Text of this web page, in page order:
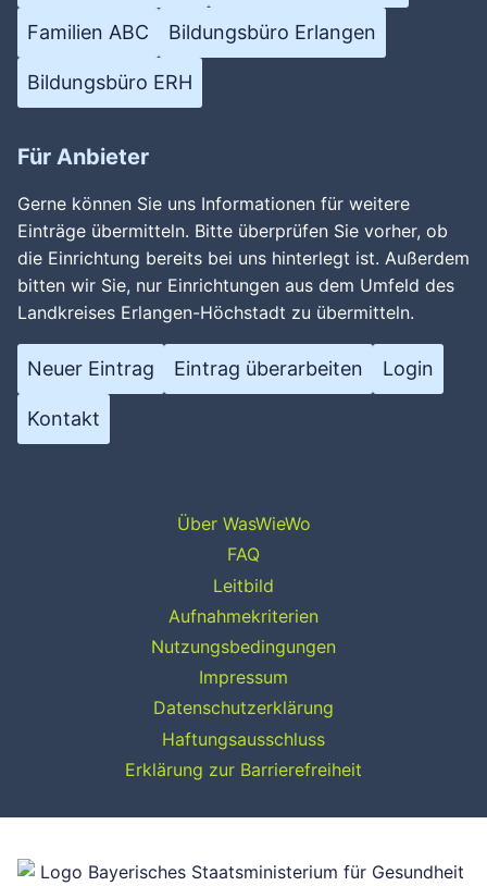
Familien ABC Bildungsbüro Erlangen
Bildungsbüro ERH
Für Anbieter
Gerne können Sie uns Informationen für weitere
Einträge übermitteln. Bitte überprüfen Sie vorher, ob
die Einrichtung bereits bei uns hinterlegt ist. Außerdem
bitten wir Sie, nur Einrichtungen aus dem Umfeld des
Landkreises Erlangen-Höchstadt zu übermitteln.
Neuer Eintrag Eintrag überarbeiten Login
Kontakt
Über WasWieWo
FAQ
Leitbild
Aufnahmekriterien
Nutzungsbedingungen
Impressum
Datenschutzerklärung
Haftungsausschluss
Erklärung zur Barrierefreiheit